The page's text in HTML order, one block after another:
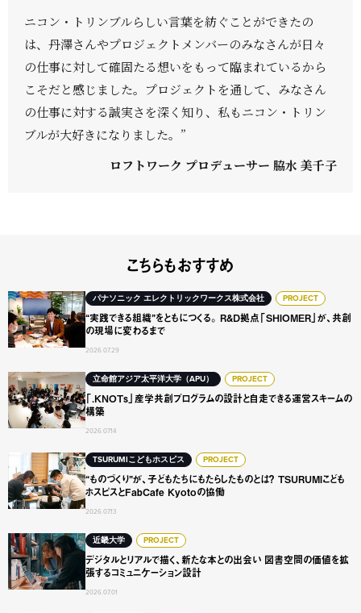
ニコン・トリンブルらしい言葉を紡ぐことができたの
は、丹澤さんやプロジェクトメンバーのみなさんが日々
の仕事に対して確固たる想いをもって臨まれているから
こそだと感じました。プロジェクトを通して、みなさん
の仕事に対する誠実さを深く知り、私もニコン・トリン
ブルが大好きになりました。”
ロフトワーク プロデューサー 脇水 美千子
こちらもおすすめ
パナソニック エレクトリックワークス株式会社 PROJECT
“実践できる組織”をともにつくる。 R&D拠点「SHIOMER」が、共創
の現場に変わるまで
2026.07.29
“実践できる組織”をともにつくる。 R&D拠点「SHIOMER
立命館アジア太平洋大学（APU） PROJECT
「.KNOTs」産学共創プログラムの設計と自走できる運営スキームの
構築
2026.07.14
「.KNOTs」産学共創プログラムの設計と自走できる運営ス
TSURUMIこどもホスピス PROJECT
“ものづくり”が、子どもたちにもたらしたものとは？ TSURUMIこども
ホスピスとFabCafe Kyotoの協働
2026.07.13
“ものづくり”が、子どもたちにもたらしたものとは？
近畿大学 PROJECT
デジタルとリアルで描く、新たな本との出会い 図書空間の価値を拡
張するコミュニケーション設計
2026.07.01
デジタルとリアルで描く、新たな本との出会い 図書空間の